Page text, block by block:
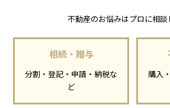
不動産のお悩みはプロに相談
相続・贈与
分割・登記・申請・納税な
ど
購入